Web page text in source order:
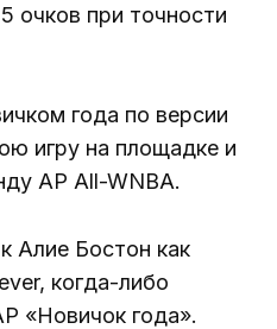
очков при точности
года по версии
игру на площадке и
AP All-WNBA.
Алие Бостон как
когда-либо
«Новичок года».